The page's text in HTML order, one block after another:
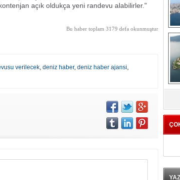
açık oldukça yeni randevu alabilirler."
Bu haber toplam 3179 defa okunmuştur
verilecek, deniz haber, deniz haber ajansi,